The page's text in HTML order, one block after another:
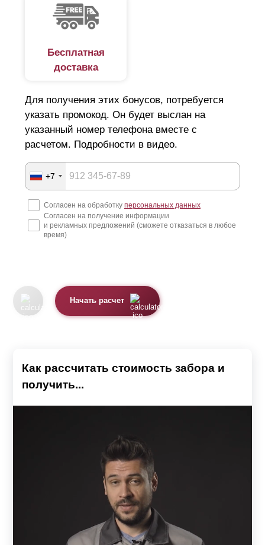
“Оптима ” прекрасно подходит для заграждения
абсолютно любых объектов: загородных участков,
домов, веранд, беседок, мест для семейного и
же широко используется данная модель для
заграждения предприятий и частных
как высота ламели прекрасно смотрится в заборах
любой высоты, как в низких, так и в высоких.
В "Оптиме
формируется цена и на “
Оптиму ” она чуть выше. Для
детального расчета и сравнения воспользуйтесь
нашим калькулятором.
Бесплатная
доставка
Для получения этих бонусов, потребуется
указать промокод. Он будет выслан на
указанный номер телефона вместе с
расчетом. Подробности в видео.
+7
Согласен на обработку персональных данных
Согласен на получение информации
и рекламных предложений (сможете отказаться в любое
время)
Начать расчет
Как рассчитать стоимость забора и
получить...